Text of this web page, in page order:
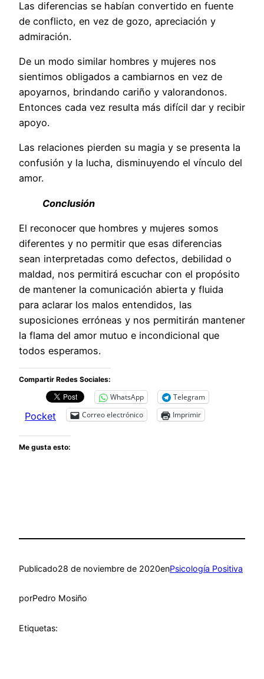
Las diferencias se habían convertido en fuente
de conflicto, en vez de gozo, apreciación y
admiración.
De un modo similar hombres y mujeres nos
sientimos obligados a cambiarnos en vez de
apoyarnos, brindando cariño y valorandonos.
Entonces cada vez resulta más difícil dar y recibir
apoyo.
Las relaciones pierden su magia y se presenta la
confusión y la lucha, disminuyendo el vínculo del
amor.
Conclusión
El reconocer que hombres y mujeres somos
diferentes y no permitir que esas diferencias
sean interpretadas como defectos, debilidad o
maldad, nos permitirá escuchar con el propósito
de mantener la comunicación abierta y fluida
para aclarar los malos entendidos, las
suposiciones erróneas y nos permitirán mantener
la flama del amor mutuo e incondicional que
todos esperamos.
Compartir Redes Sociales:
WhatsApp Telegram
Pocket Correo electrónico Imprimir
Me gusta esto:
Publicado28 de noviembre de 2020enPsicología Positiva
porPedro Mosiño
Etiquetas: